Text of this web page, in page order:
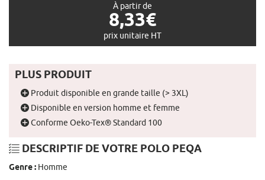
À partir de
8,33€
prix unitaire HT
PLUS PRODUIT
Produit disponible en grande taille (> 3XL)
Disponible en version homme et femme
Conforme Oeko-Tex® Standard 100
DESCRIPTIF DE VOTRE POLO PEQA
Genre : Homme